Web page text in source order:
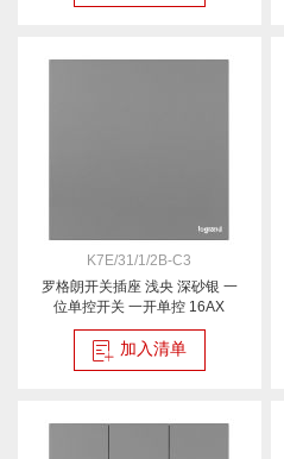
K7E/31/1/2B-C3
罗格朗开关插座 浅央 深砂银 一
位单控开关 一开单控 16AX
加入清单